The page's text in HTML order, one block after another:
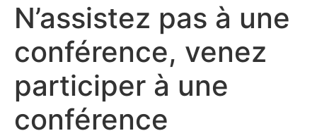
N’assistez pas à une
conférence, venez
participer à une
conférence